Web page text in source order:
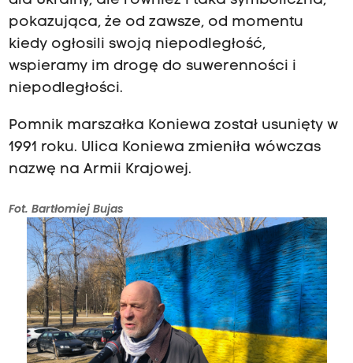
pokazująca, że od zawsze, od momentu
kiedy ogłosili swoją niepodległość,
wspieramy im drogę do suwerenności i
niepodległości.
Pomnik marszałka Koniewa został usunięty w
1991 roku. Ulica Koniewa zmieniła wówczas
nazwę na Armii Krajowej.
Fot. Bartłomiej Bujas